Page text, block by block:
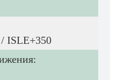
ISLE+350